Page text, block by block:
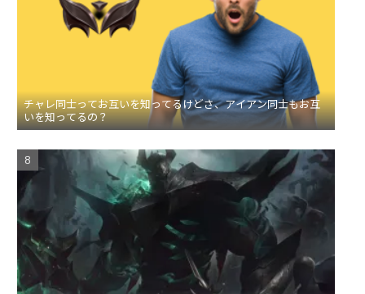
チャレ同士ってお互いを知ってるけどさ、アイアン同士もお互
いを知ってるの？